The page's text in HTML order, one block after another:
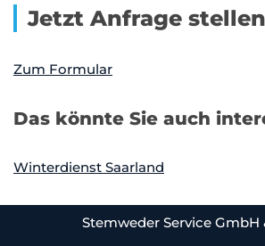
Jetzt Anfrage stellen
Zum Formular
Das könnte Sie auch
Winterdienst Saarland
Stemweder Service GmbH